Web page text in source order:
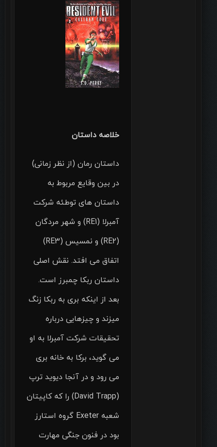
خلاصه داستان
داستان رمان (از نظر زمانی)
در بین وقایع مربوط به
داستان های توطئه شرکت
آمبرلا (RE1) و شهر مردگان
(RE2) و نمسیس (RE3)
اتفاق می افتد. نقش اصلی
داستان ربکا چمبرز است.
بعد از اینکه بری به ربکا زنگ
میزند و چیزهایی درباره
تحقیقات شرکت آمبرلا به او
می گوید، برکا به خانه بری
می رود و در آنجا دیوید ترپ
(David Trapp) را که کاپیتان
شعبه Exeter گروه استارز
بود در فنون جنگی مهارت